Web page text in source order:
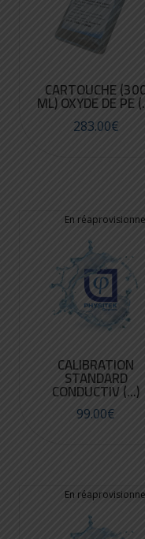
CARTOUCHE
ML) OXYDE DE PE
283.00€
CALIBRATION
STANDARD
CONDUCTIV (...)
99.00€